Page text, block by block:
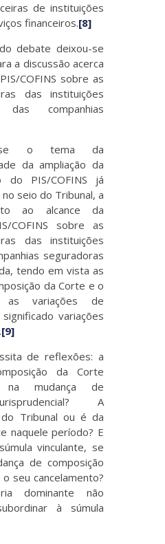
de instituições
financeiros.[8]
debate deixou-se
a discussão acerca
COFINS sobre as
das instituições
companhias
o tema da
da ampliação da
do PIS/COFINS já
seio do Tribunal, a
ao alcance da
COFINS sobre as
das instituições
seguradoras
tendo em vista as
da Corte e o
variações de
variações
[9]
de reflexões: a
da Corte
na mudança de
A
Tribunal ou é da
naquele período? E
vinculante, se
de composição
seu cancelamento?
dominante não
à súmula